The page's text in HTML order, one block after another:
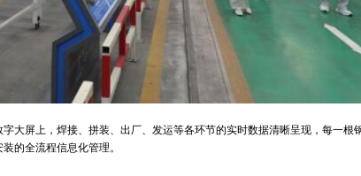
大屏上，焊接、拼装、出厂、发运等各环节的实时数据清晰呈现，每一根
的全流程信息化管理。